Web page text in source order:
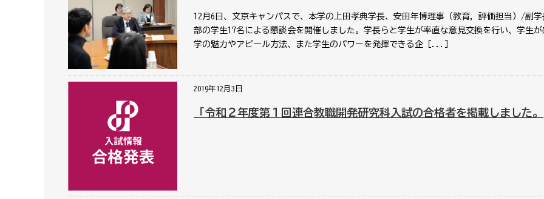
12月6日、文京キャンパスで、本学の上田孝典学長、安田年博理事（教育，評価担当）/副学
部の学生17名による懇談会を開催しました。学長らと学生が率直な意見交換を行い、学生
学の魅力やアピール方法、また学生のパワーを発揮できる企［...］
2019年12月3日
「令和２年度第１回連合教職開発研究科入試の合格者を掲載しました。